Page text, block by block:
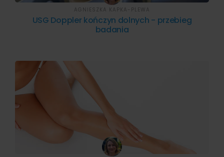
USG Doppler kończyn dolnych - przebieg
badania
AGNIESZKA KAPKA-PLEWA